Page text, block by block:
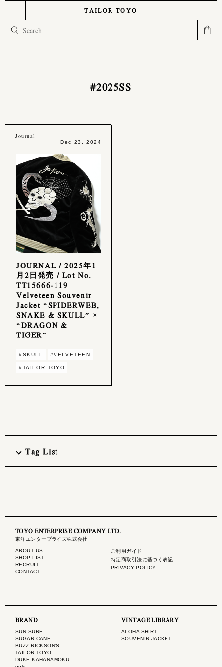
TAILOR TOYO
#2025SS
Journal
Dec 23, 2024
JOURNAL / 2025年1
月2日発売 / Lot No.
TT15666-119
Velveteen Souvenir
Jacket “SPIDERWEB,
SNAKE & SKULL” ×
“DRAGON &
TIGER”
#SKULL #VELVETEEN
#TAILOR TOYO
Tag List
TOYO ENTERPRISE COMPANY LTD.
東洋エンタープライズ株式会社
ABOUT US
SHOP LIST
RECRUIT
CONTACT
ご利用ガイド
特定商取引法に基づく表記
PRIVACY POLICY
BRAND
SUN SURF
SUGAR CANE
BUZZ RICKSON'S
TAILOR TOYO
DUKE KAHANAMOKU
VINTAGE LIBRARY
ALOHA SHIRT
SOUVENIR JACKET